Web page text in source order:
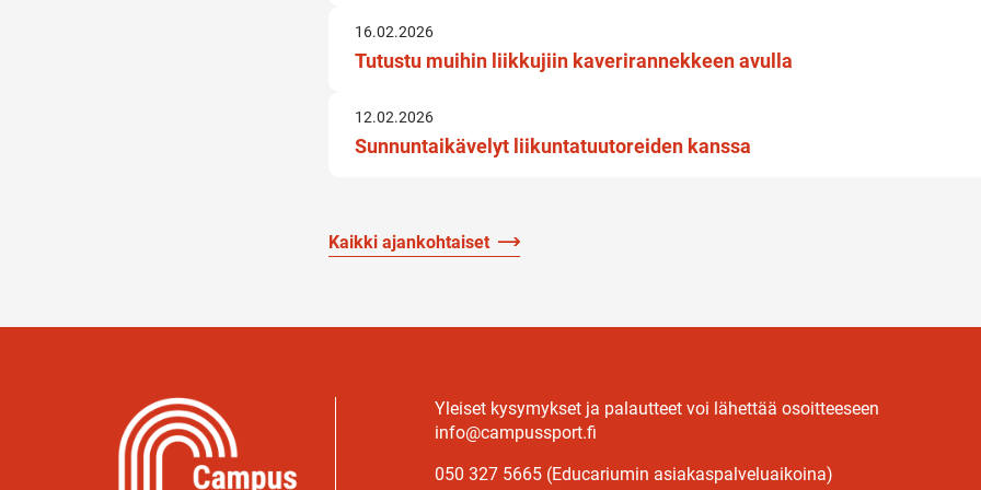
16.02.2026
Tutustu muihin liikkujiin kaverirannekkeen avulla
12.02.2026
Sunnuntaikävelyt liikuntatuutoreiden kanssa
Kaikki ajankohtaiset
Yleiset kysymykset ja palautteet voi lähettää osoitteeseen
info@campussport.fi
050 327 5665 (Educariumin asiakaspalveluaikoina)